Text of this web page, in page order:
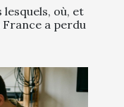
où, et
France a perdu